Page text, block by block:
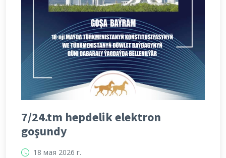
7/24.tm hepdelik elektron
goşundy
18 мая 2026 г.